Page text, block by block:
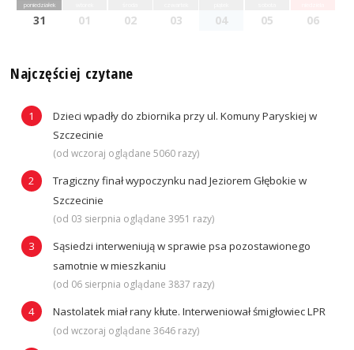
poniedziałek
31 01 02 03 04 05 06
Najczęściej czytane
Dzieci wpadły do zbiornika przy ul. Komuny Paryskiej w
Szczecinie
(od wczoraj oglądane 5060 razy)
Tragiczny finał wypoczynku nad Jeziorem Głębokie w
Szczecinie
(od 03 sierpnia oglądane 3951 razy)
Sąsiedzi interweniują w sprawie psa pozostawionego
samotnie w mieszkaniu
(od 06 sierpnia oglądane 3837 razy)
Nastolatek miał rany kłute. Interweniował śmigłowiec LPR
(od wczoraj oglądane 3646 razy)